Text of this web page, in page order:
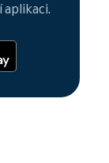
aplikaci.